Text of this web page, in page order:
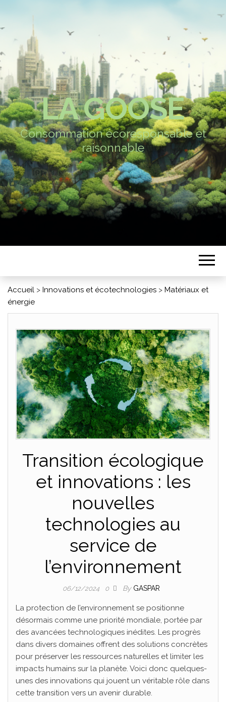
LA GOOSE
Consommation écoresponsable et
raisonnable
Accueil > Innovations et écotechnologies > Matériaux et
énergie
Transition écologique
et innovations : les
nouvelles
technologies au
service de
l’environnement
06/12/2024 0 By GASPAR
La protection de l’environnement se positionne
désormais comme une priorité mondiale, portée par
des avancées technologiques inédites. Les progrès
dans divers domaines offrent des solutions concrètes
pour préserver les ressources naturelles et limiter les
impacts humains sur la planète. Voici donc quelques-
unes des innovations qui jouent un véritable rôle dans
cette transition vers un avenir durable.